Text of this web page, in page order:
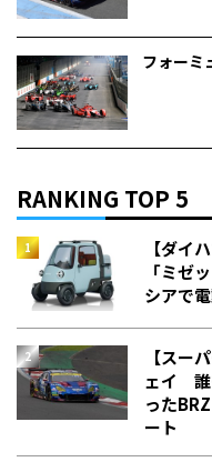
フォーミ
RANKING TOP 5
【ダイ
「ミゼ
シアで
【スー
ェイ 誰
った
ート